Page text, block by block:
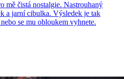
mě čistá nostalgie. Nastrouhaný
a jarní cibulka. Výsledek je tak
se mu obloukem vyhnete.